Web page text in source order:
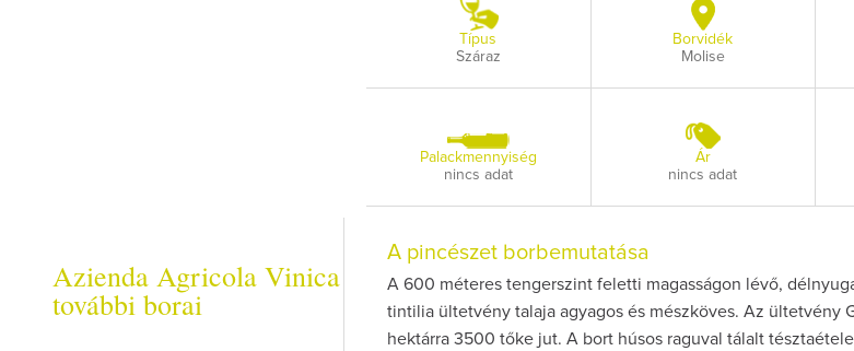
Típus
Száraz
Borvidék
Molise
Palackmennyiség
nincs adat
Ár
nincs adat
Azienda Agricola Vinica
további borai
A pincészet borbemutatása
A 600 méteres tengerszint feletti magasságon lévő,
tintilia ültetvény talaja agyagos és mészköves. Az ültetvény
hektárra 3500 tőke jut. A bort húsos raguval tálalt